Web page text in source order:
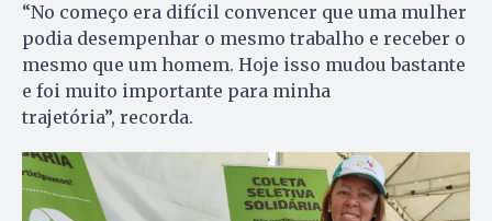
“No começo era difícil convencer que uma mulher
podia desempenhar o mesmo trabalho e receber o
mesmo que um homem. Hoje isso mudou bastante
e foi muito importante para minha
trajetória”, recorda.